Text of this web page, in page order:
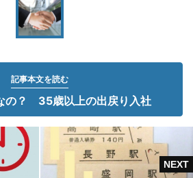
記事本文を読む
の？ 35歳以上の出戻り入社